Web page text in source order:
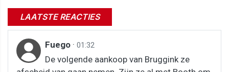
LAATSTE REACTIES
Fuego · 01:32
De volgende aankoop van Bruggink ze